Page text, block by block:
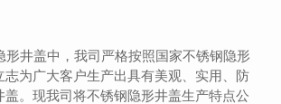
井盖中，我司严格按照国家不锈钢隐形
志为广大客户生产出具有美观、实用、防
盖。现我司将不锈钢隐形井盖生产特点公